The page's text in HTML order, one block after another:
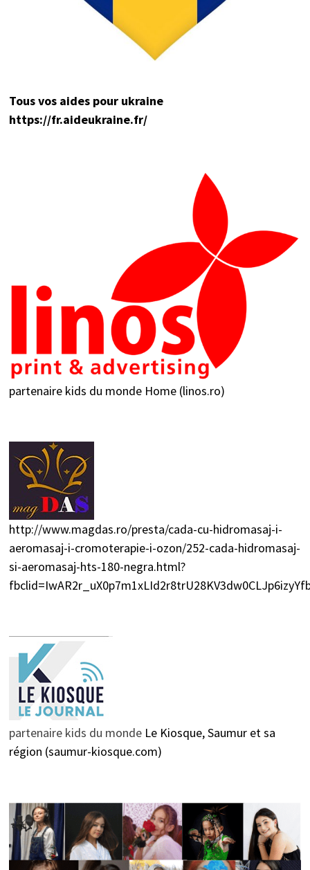
Tous vos aides pour ukraine
https://fr.aideukraine.fr/
partenaire kids du monde Home (linos.ro)
http://www.magdas.ro/presta/cada-cu-hidromasaj-i-
aeromasaj-i-cromoterapie-i-ozon/252-cada-hidromasaj-
si-aeromasaj-hts-180-negra.html?
partenaire kids du monde Le Kiosque, Saumur et sa
région (saumur-kiosque.com)